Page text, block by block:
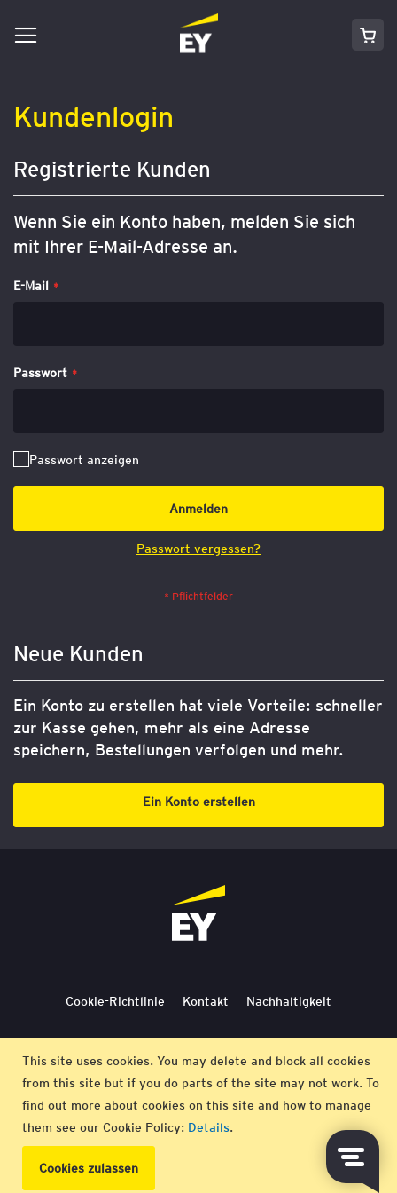
This site uses cookies. You may delete and block all cookies
from this site but if you do parts of the site may not work. To
find out more about cookies on this site and how to manage
them see our Cookie Policy: Details.
Cookies zulassen
Direkt
zum
Kundenlogin
Registrierte Kunden
Wenn Sie ein Konto haben, melden Sie sich
mit Ihrer E-Mail-Adresse an.
E-Mail
Passwort
Passwort anzeigen
Anmelden
Passwort vergessen?
Neue Kunden
Ein Konto zu erstellen hat viele Vorteile: schneller
zur Kasse gehen, mehr als eine Adresse
speichern, Bestellungen verfolgen und mehr.
Ein Konto erstellen
Cookie-Richtlinie Kontakt Nachhaltigkeit
Impressum
© EY 2026 |Datenschutz-Bestimmungen